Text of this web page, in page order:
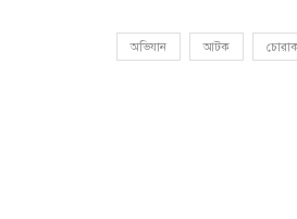
অভিযান আটক